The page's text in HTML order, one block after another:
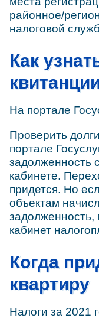
районное/
налоговой
Как
На портале
Проверить
портале
задолженность
кабинете.
придется. Но
объектам
кабинет
Когда
квартиру
Налоги за 2021